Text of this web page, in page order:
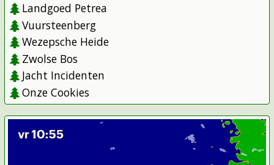
Landgoed Petrea
Vuursteenberg
Wezepsche Heide
Zwolse Bos
Jacht Incidenten
Onze Cookies